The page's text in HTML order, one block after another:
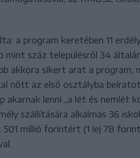
a program keretében 11
száz településről 34
akkora sikert arat a program,
nőtt az első osztályba
akarnak lenni „a lét és nemlét
szállítására alkalmas 36
501 millió forintért (1 lej 78